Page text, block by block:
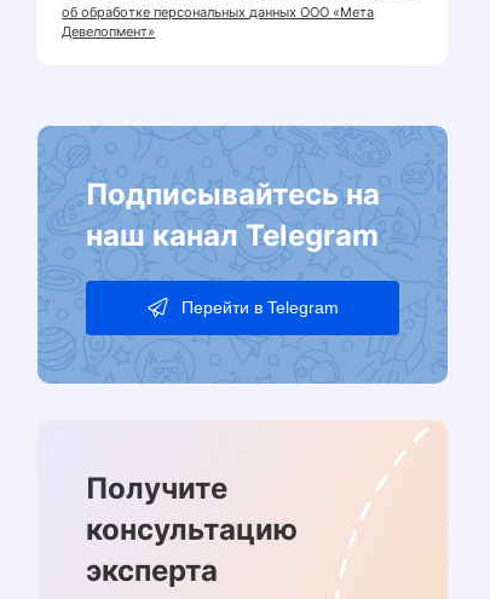
об обработке персональных данных ООО «Мета
Девелопмент»
Подписывайтесь на
наш канал Telegram
Перейти в Telegram
Получите
консультацию
эксперта